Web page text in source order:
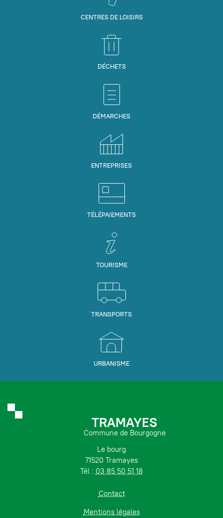
CENTRES DE LOISIRS
DÉCHETS
DÉMARCHES
ENTREPRISES
TÉLÉPAIEMENTS
TOURISME
TRANSPORTS
URBANISME
TRAMAYES
Commune de Bourgogne
Le bourg
71520 Tramayes
Tél : 03 85 50 51 18
Contact
Mentions légales